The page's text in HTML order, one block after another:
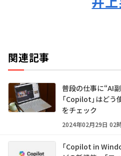
関連記事
普段の仕事に“AI
「Copilot」はど
をチェック
2024年02月29日 02
「Copilot in